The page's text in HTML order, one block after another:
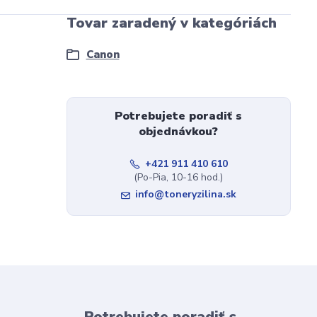
Tovar zaradený v kategóriách
Canon
Potrebujete poradiť s
objednávkou?
+421 911 410 610
(Po-Pia, 10-16 hod.)
info@toneryzilina.sk